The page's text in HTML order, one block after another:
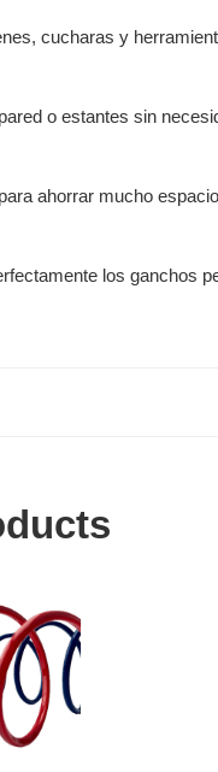
cucharas y
o estantes sin
ahorrar mucho
los ganchos